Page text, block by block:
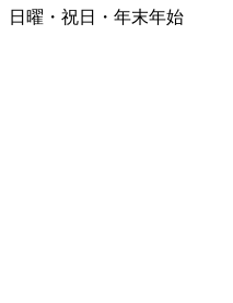
日曜・祝日・年末年始